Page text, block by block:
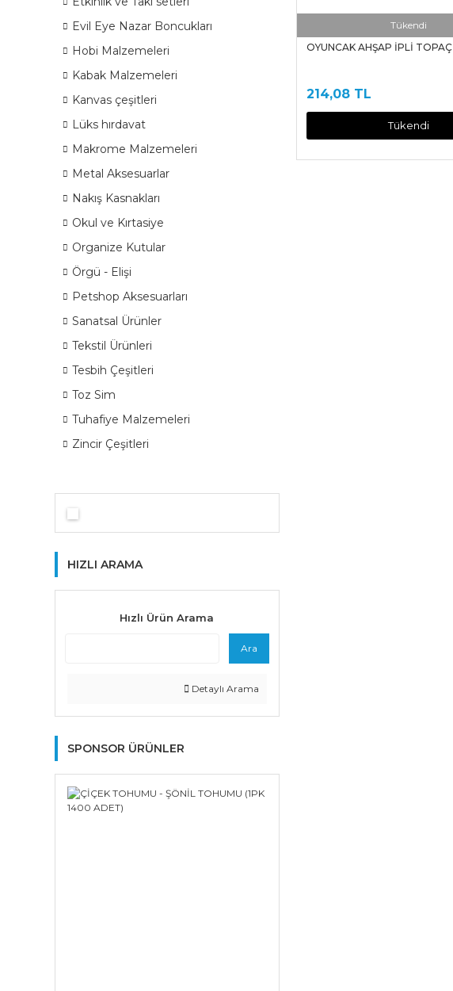
Evil Eye Nazar Boncukları
Hobi Malzemeleri
Kabak Malzemeleri
Kanvas çeşitleri
Lüks hırdavat
Makrome Malzemeleri
Metal Aksesuarlar
Nakış Kasnakları
Okul ve Kırtasiye
Organize Kutular
Örgü - Elişi
Petshop Aksesuarları
Sanatsal Ürünler
Tekstil Ürünleri
Tesbih Çeşitleri
Toz Sim
Tuhafiye Malzemeleri
Zincir Çeşitleri
HIZLI ARAMA
Hızlı Ürün Arama
Ara
Detaylı Arama
SPONSOR ÜRÜNLER
Tükendi
OYUNCAK AHŞAP İPLİ TOPAÇ
214,08 TL
Tükendi